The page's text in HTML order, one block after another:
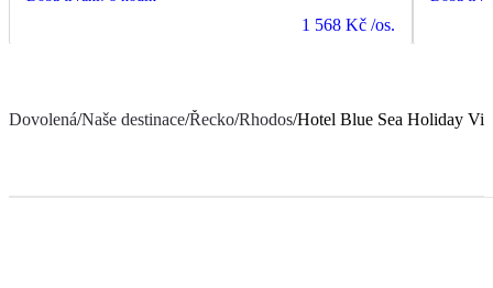
1 568 Kč /os.
Dovolená/Naše destinace/Řecko/Rhodos/Hotel Blue Sea Holiday